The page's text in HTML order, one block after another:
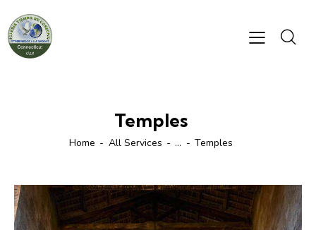
Temples
Home All Services ... Temples